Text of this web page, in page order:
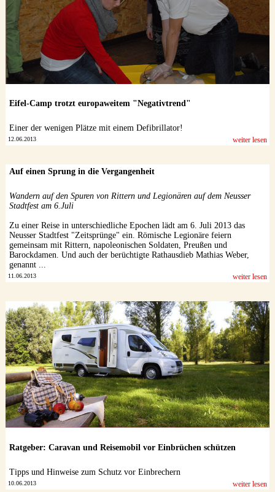
Eifel-Camp trotzt europaweitem "Negativtrend"
Einer der wenigen Plätze mit einem Defibrillator!
12.06.2013 weiter lesen
Auf einen Sprung in die Vergangenheit
Wandern auf den Spuren von Rittern und Legionären auf dem Neusser
Stadtfest am 6.Juli
Zu einer Reise in unterschiedliche Epochen lädt am 6. Juli 2013 das
Neusser Stadtfest "Zeitsprünge" ein. Römische Legionäre feiern
gemeinsam mit Rittern, napoleonischen Soldaten, Preußen und
Barockdamen. Und auch der berüchtigte Rathausdieb Mathias Weber,
genannt ...
11.06.2013 weiter lesen
Ratgeber: Caravan und Reisemobil vor Einbrüchen schützen
Tipps und Hinweise zum Schutz vor Einbrechern
10.06.2013 weiter lesen